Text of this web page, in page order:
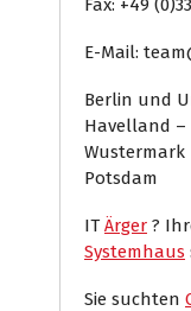
E-Mail:
Berlin und
Havelland –
Wustermark
Potsdam
IT Ärger ?
Systemhaus
Sie suchten